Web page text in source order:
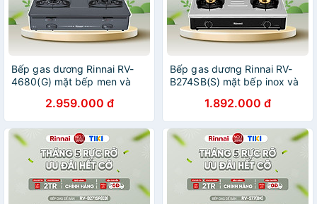
Bếp gas dương Rinnai RV-
4680(G) mặt bếp men và
2.959.000 đ
Bếp gas dương Rinnai RV-
B274SB(S) mặt bếp inox và
1.892.000 đ